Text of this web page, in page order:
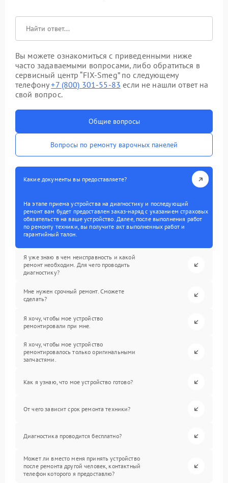
Вы можете ознакомиться с приведенными ниже
часто задаваемыми вопросами, либо обратиться в
сервисный центр “FIX-Smeg” по следующему
телефону+7 (800) 301-55-83 если не нашли ответ на
свой вопрос.
Общие вопросы
Вопросы по ремонту варочных панелей
Какие документы вы предоставляете?
На этапе приема устройства на диагностику и последующий
ремонт вам будет предоставлен заказ-наряд с указанием страховых
обязательств на ваше устройство. Далее, после выполнения работ
по ремонту техники, вы получите акт выполненных работ и
гарантийный талон.
Я уже знаю в чем неисправность и какой
ремонт необходим. Для чего проводить
диагностику?
Мне нужен срочный ремонт. Сможете
сделать?
Я хочу, чтобы мое устройство
ремонтировали при мне.
Я хочу, чтобы мое устройство
ремонтировалось только оригинальными
запчастями.
Как я узнаю, что мое устройство готово?
От чего зависит срок ремонта техники?
Диагностика проводится бесплатно?
Может ли вместо меня принять устройство
после ремонта другой человек, контактный
телефон которого я предоставлю?